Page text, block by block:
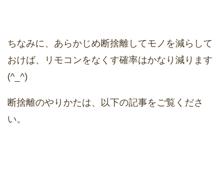
ちなみに、あらかじめ断捨離してモノを減らして
おけば、リモコンをなくす確率はかなり減ります
(^_^)
断捨離のやりかたは、以下の記事をご覧くださ
い。